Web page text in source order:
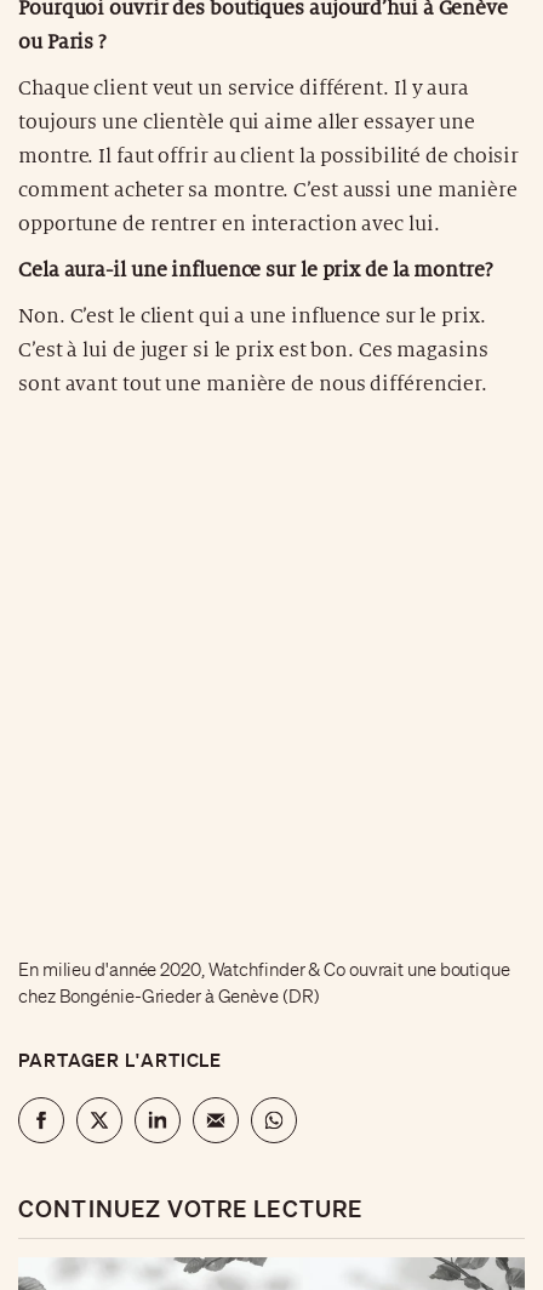
Pourquoi ouvrir des boutiques aujourd’hui à Genève
ou Paris ?
Chaque client veut un service différent. Il y aura
toujours une clientèle qui aime aller essayer une
montre. Il faut offrir au client la possibilité de choisir
comment acheter sa montre. C’est aussi une manière
opportune de rentrer en interaction avec lui.
Cela aura-il une influence sur le prix de la montre?
Non. C’est le client qui a une influence sur le prix.
C’est à lui de juger si le prix est bon. Ces magasins
sont avant tout une manière de nous différencier.
En milieu d'année 2020, Watchfinder & Co ouvrait une boutique
chez Bongénie-Grieder à Genève (DR)
PARTAGER L'ARTICLE
CONTINUEZ VOTRE LECTURE